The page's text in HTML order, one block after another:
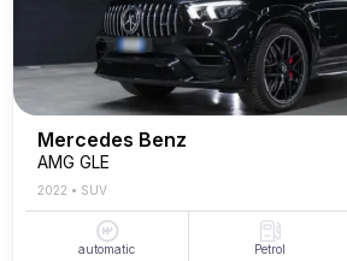
Mercedes Benz
AMG GLE
2022 • SUV
automatic Petrol